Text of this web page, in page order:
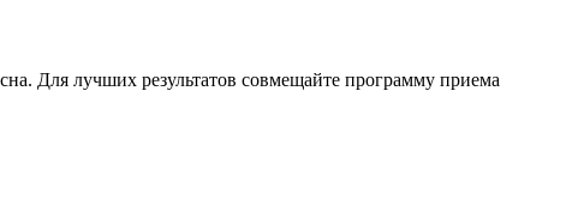
Для лучших результатов совмещайте программу приема